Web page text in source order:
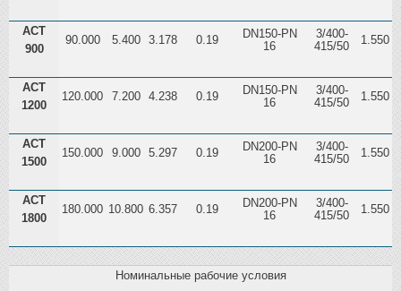
ACT
900
90.000 5.400 3.178 0.19
DN150-PN
16
3/400-
415/50
1.550
ACT
1200
120.000 7.200 4.238 0.19
DN150-PN
16
3/400-
415/50
1.550
ACT
1500
150.000 9.000 5.297 0.19
DN200-PN
16
3/400-
415/50
1.550
ACT
1800
180.000 10.800 6.357 0.19
DN200-PN
16
3/400-
415/50
1.550
Номинальные рабочие условия